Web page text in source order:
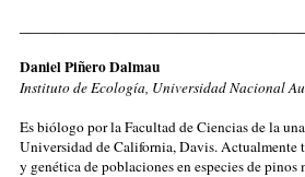
Daniel Piñero Dalmau
Instituto de Ecología, Universidad Nacional
Es biólogo por la Facultad de Ciencias de la
Universidad de California, Davis. Actualmente
y genética de poblaciones en especies de pinos